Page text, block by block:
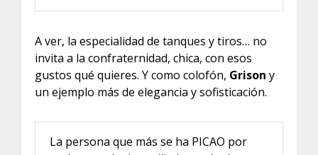
A ver, la especialidad de tanques y tiros… no
invita a la confraternidad, chica, con esos
gustos qué quieres. Y como colofón, Grison y
un ejemplo más de elegancia y sofisticación.
La persona que más se ha PICAO por